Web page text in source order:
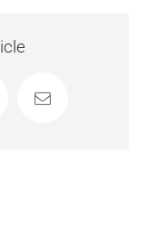
Email